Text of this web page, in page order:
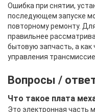
Ошибка при снятии,
последующем запуске
повторному ремонту.
правильнее
бытовую запчасть, а как
управления
Вопросы /
Что такое плата
Это электронная часть